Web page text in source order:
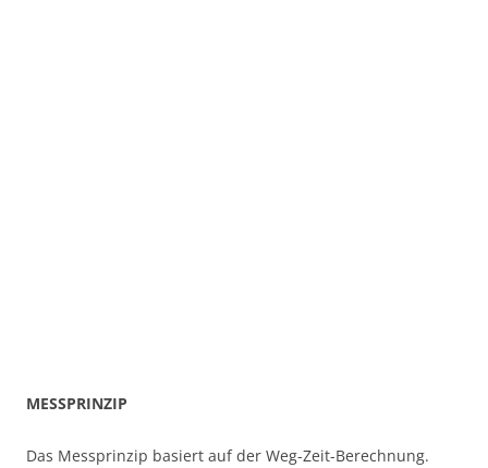
MESSPRINZIP
Das Messprinzip basiert auf der Weg-Zeit-Berechnung.